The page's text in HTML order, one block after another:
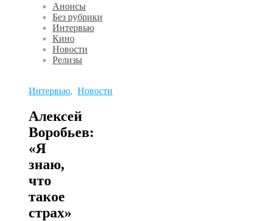
Анонсы
Без рубрики
Интервью
Кино
Новости
Релизы
Интервью, Новости
Алексей
Воробьев:
«Я
знаю,
что
такое
страх»